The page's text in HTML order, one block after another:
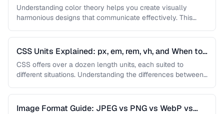
Understanding color theory helps you create visually
harmonious designs that communicate effectively. This
CSS Units Explained: px, em, rem, vh, and When to
Use Each
CSS offers over a dozen length units, each suited to
different situations. Understanding the differences between
Image Format Guide: JPEG vs PNG vs WebP vs